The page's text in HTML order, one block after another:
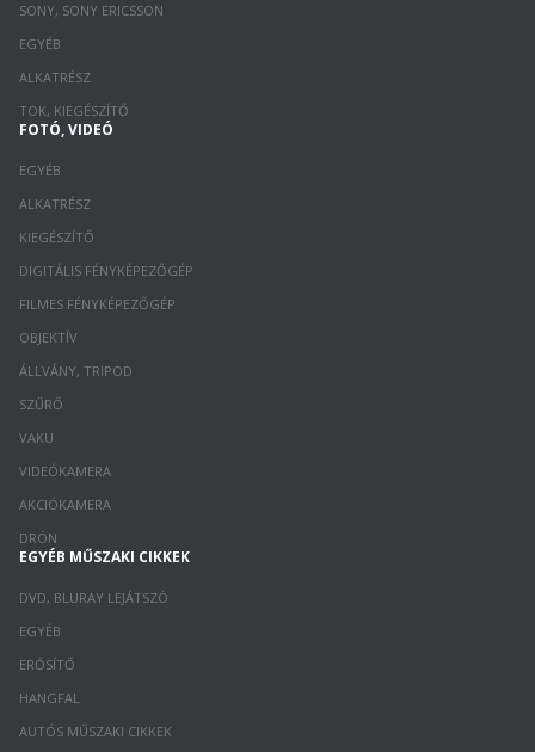
SONY, SONY ERICSSON
EGYÉB
ALKATRÉSZ
TOK, KIEGÉSZÍTŐ
FOTÓ, VIDEÓ
EGYÉB
ALKATRÉSZ
KIEGÉSZÍTŐ
DIGITÁLIS FÉNYKÉPEZŐGÉP
FILMES FÉNYKÉPEZŐGÉP
OBJEKTÍV
ÁLLVÁNY, TRIPOD
SZŰRŐ
VAKU
VIDEÓKAMERA
AKCIÓKAMERA
DRÓN
EGYÉB MŰSZAKI CIKKEK
DVD, BLURAY LEJÁTSZÓ
EGYÉB
ERŐSÍTŐ
HANGFAL
AUTÓS MŰSZAKI CIKKEK